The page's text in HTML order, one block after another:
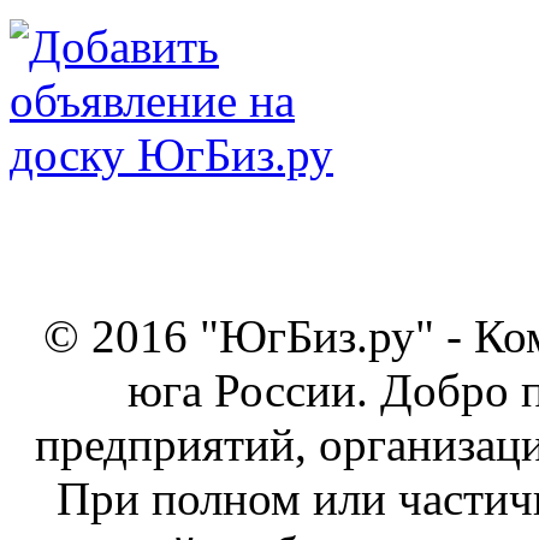
© 2016 "ЮгБиз.ру" -
юга России. Добро
предприятий,
При полном или